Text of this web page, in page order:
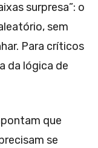
surpresa”: o
sem
Para críticos
da lógica de
que
se